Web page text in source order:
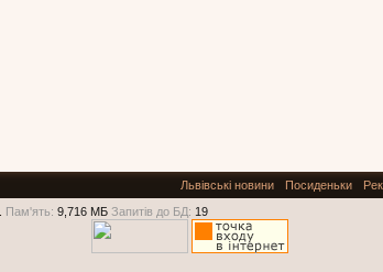
Львівські новини Посиденьки
Пам'ять: 9,716 МБ Запитів до БД: 19